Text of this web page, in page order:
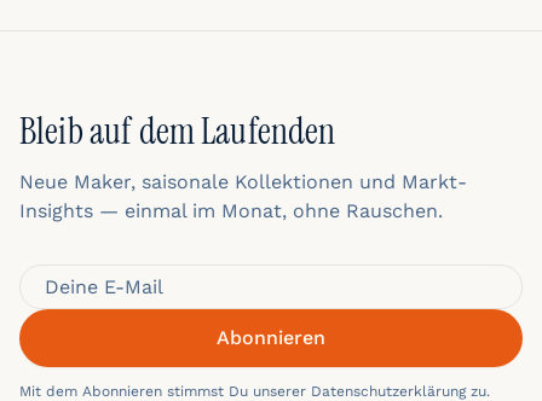
Bleib auf dem Laufenden
Neue Maker, saisonale Kollektionen und Markt-
Insights — einmal im Monat, ohne Rauschen.
Abonnieren
Mit dem Abonnieren stimmst Du unserer Datenschutzerklärung zu.